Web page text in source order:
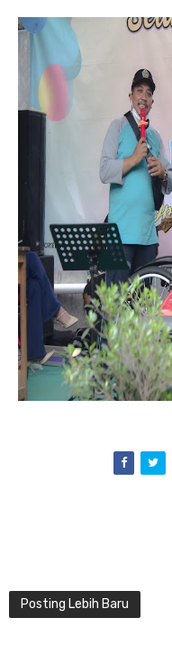
Posting Lebih Baru